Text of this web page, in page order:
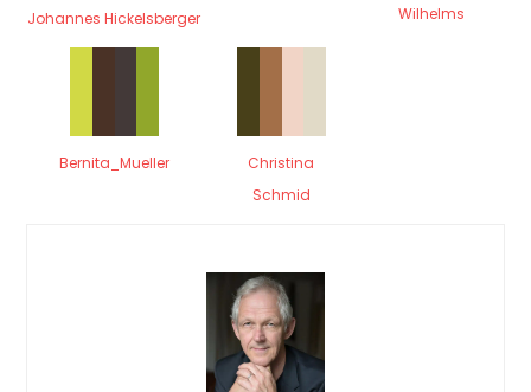
Johannes Hickelsberger
Wilhelms
Bernita_Mueller
Christina
Schmid